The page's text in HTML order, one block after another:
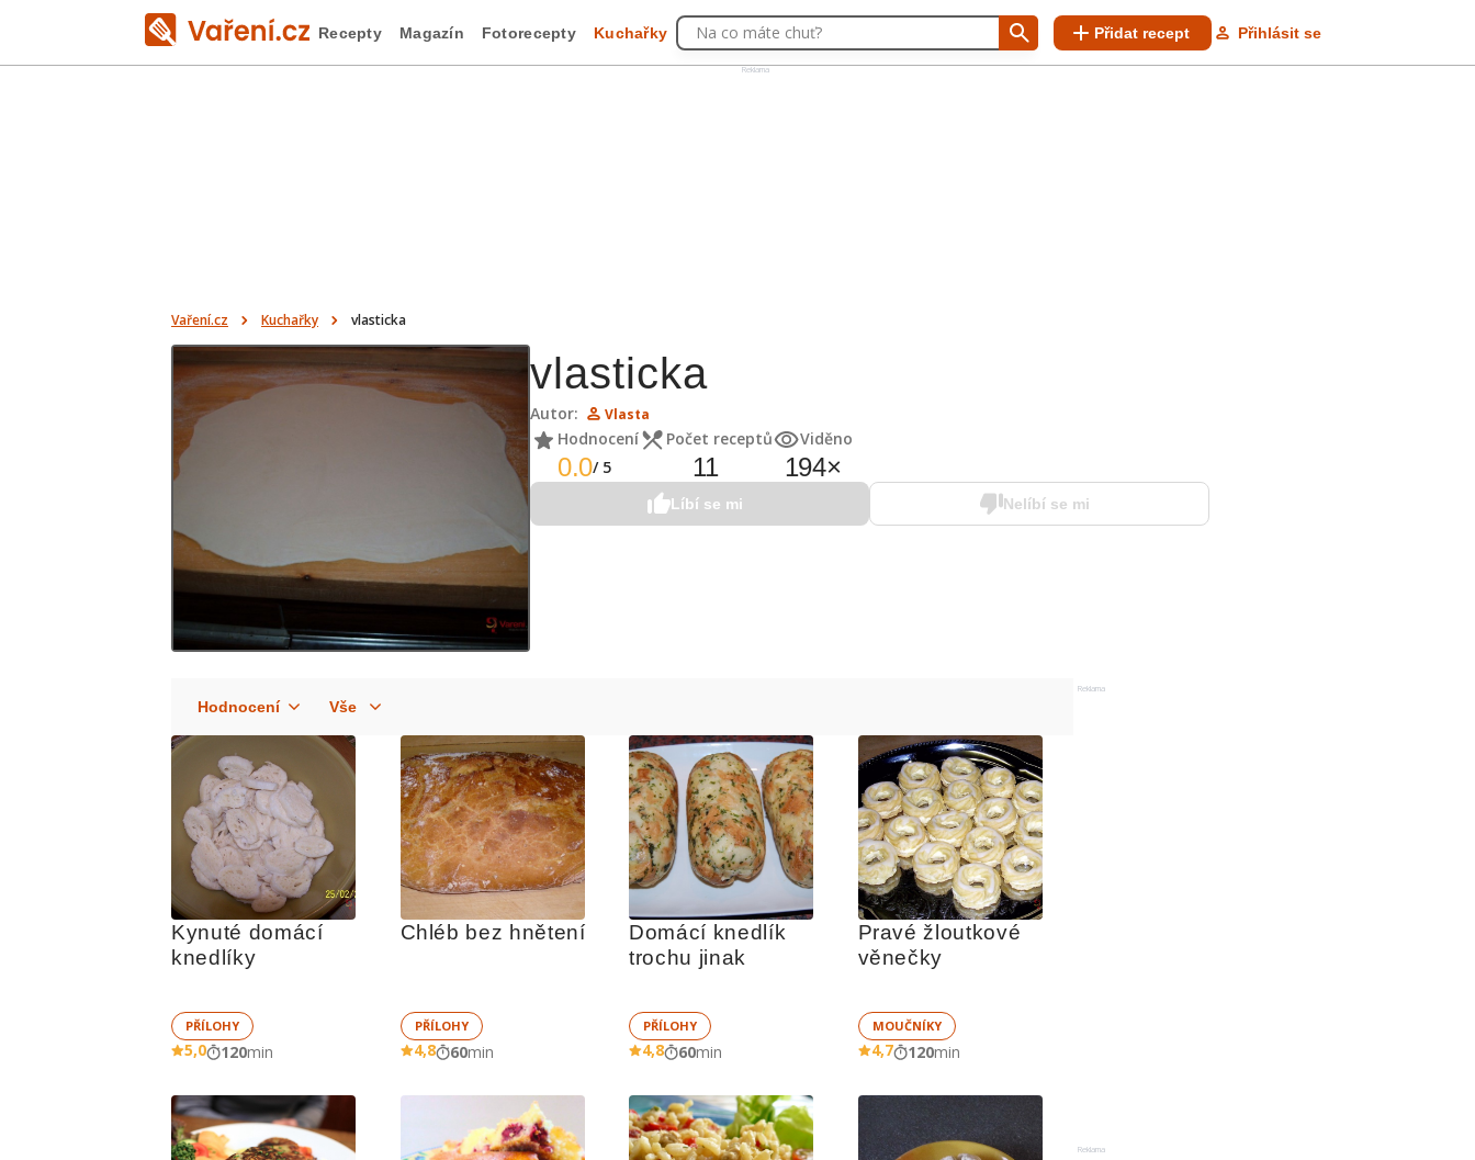
Reklama
Recepty Magazín Fotorecepty Kuchařky Na co máte chuť? Přidat recept Přihlásit se
Vaření.cz Kuchařky vlasticka
vlasticka
Autor: Vlasta
Hodnocení
0.0/ 5
Počet receptů
11
Viděno
194×
Líbí se mi Nelíbí se mi
Kynuté domácí
knedlíky
PŘÍLOHY
5,0 120min
Chléb bez hnětení
PŘÍLOHY
4,8 60min
Domácí knedlík
trochu jinak
PŘÍLOHY
4,8 60min
Pravé žloutkové
věnečky
MOUČNÍKY
4,7 120min
Reklama
Reklama